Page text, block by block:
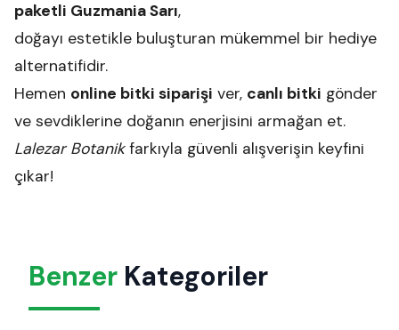
paketli Guzmania Sarı,
doğayı estetikle buluşturan mükemmel bir hediye
alternatifidir.
Hemen online bitki siparişi ver, canlı bitki gönder
ve sevdiklerine doğanın enerjisini armağan et.
Lalezar Botanikfarkıyla güvenli alışverişin keyfini
çıkar!
Benzer Kategoriler